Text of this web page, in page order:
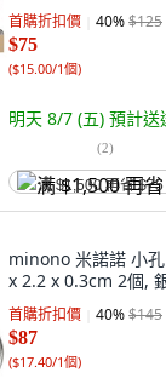
首購折扣價 40%$125
$75
($15.00/1個)
明天 8/7 (五) 預計送
(2)
满 $1,500 再省
minono 米諾諾 小
x 2.2 x 0.3cm 2個,
首購折扣價 40%$145
$87
($17.40/1個)